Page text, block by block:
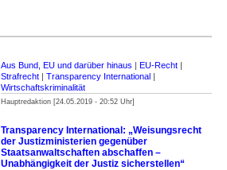
Aus Bund, EU und darüber hinaus | EU-Recht |
Strafrecht | Transparency International |
Wirtschaftskriminalität
Hauptredaktion [24.05.2019 - 20:52 Uhr]
Transparency International: „Weisungsrecht
der Justizministerien gegenüber
Staatsanwaltschaften abschaffen –
Unabhängigkeit der Justiz sicherstellen“